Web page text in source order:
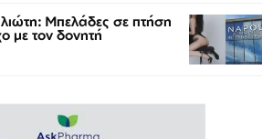
Μπελάδες σε πτήση
με τον δονητή